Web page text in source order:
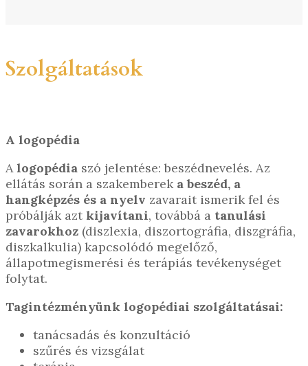
Szolgáltatások
A logopédia
A logopédia szó jelentése: beszédnevelés. Az
ellátás során a szakemberek a beszéd, a
hangképzés és a nyelv zavarait ismerik fel és
próbálják azt kijavítani, továbbá a tanulási
zavarokhoz (diszlexia, diszortográfia, diszgráfia,
diszkalkulia) kapcsolódó megelőző,
állapotmegismerési és terápiás tevékenységet
folytat.
Tagintézményünk logopédiai szolgáltatásai:
tanácsadás és konzultáció
szűrés és vizsgálat